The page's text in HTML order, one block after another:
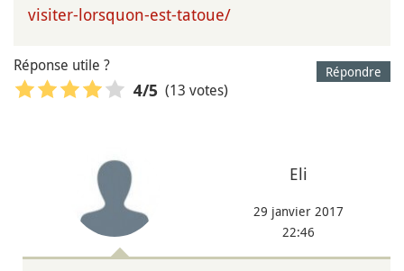
visiter-lorsquon-est-tatoue/
Répondre
Réponse utile ?
4/5 (13 votes)
Eli
29 janvier 2017
22:46